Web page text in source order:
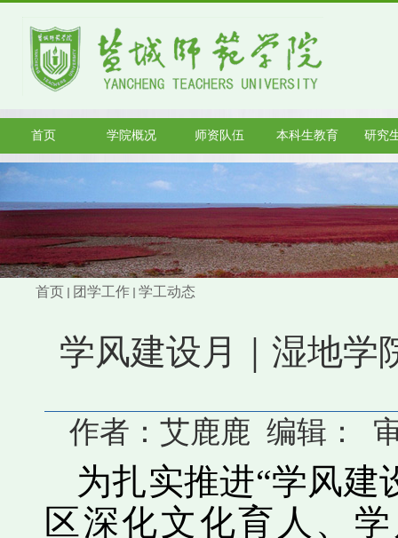
首页 学院概况 师资队伍 本科生教育 研究
首页 团学工作 学工动态
学风建设月｜湿地学
作者：艾鹿鹿 编辑：
为扎实推进“学风建
区深化文化育人、